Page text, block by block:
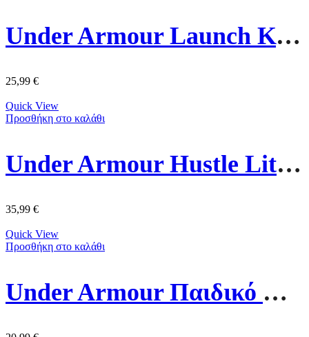
Under Armour Launch Καπέλο Visor 1383480-001 Μαύρο
25,99 €
Quick View
Προσθήκη στο καλάθι
Under Armour Hustle Lite Σακίδιο Πλάτης Αδιάβροχο 1364180-002 Μαύρο
35,99 €
Quick View
Προσθήκη στο καλάθι
Under Armour Παιδικό Καπέλο Jockey Υφασμάτινο 1376712-001 Μαύρο